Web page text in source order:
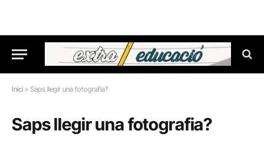
Inici » Saps llegir una fotografia?
Saps llegir una fotografia?